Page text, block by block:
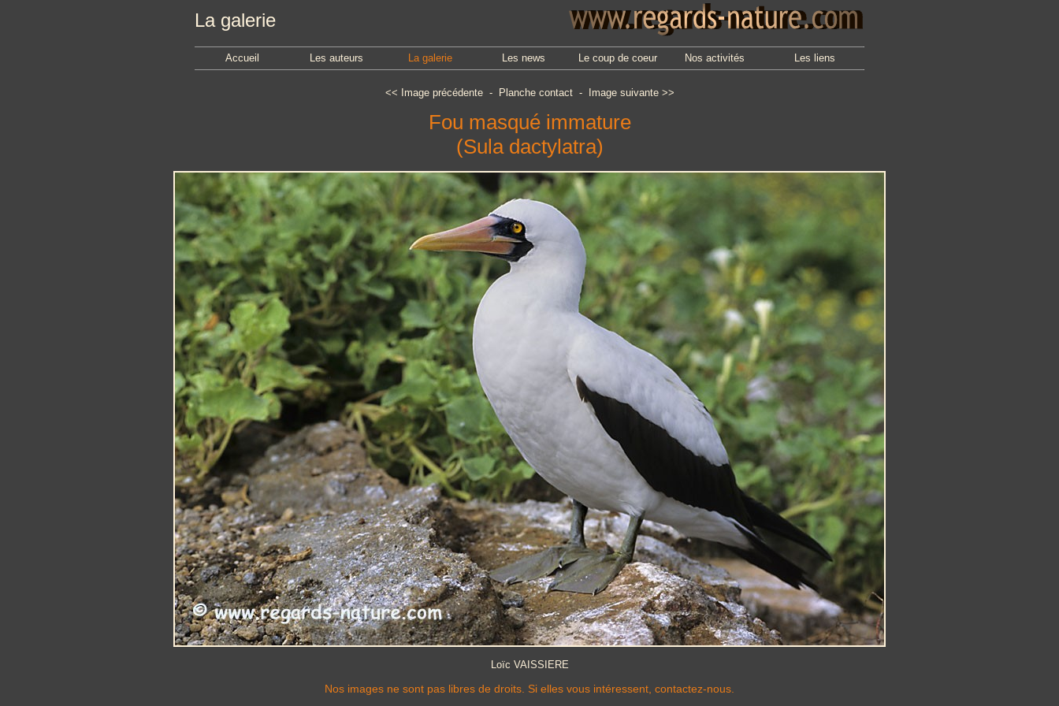
La galerie
Accueil Les auteurs La galerie Les news Le coup de coeur Nos activités Les liens
<< Image précédente- Planche contact- Image suivante>>
Fou masqué immature
(Sula dactylatra)
Loïc VAISSIERE
Nos images ne sont pas libres de droits. Si elles vous intéressent, contactez-nous.